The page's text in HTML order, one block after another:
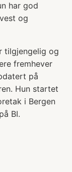
har god
og
tilgjengelig og
fremhever
på
Hun startet
i Bergen
BI.